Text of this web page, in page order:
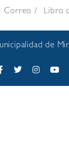
Correo Libro
de